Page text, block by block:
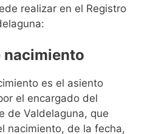
realizar en el Registro
nacimiento
es el asiento
el encargado del
de Valdelaguna, que
nacimiento, de la fecha,